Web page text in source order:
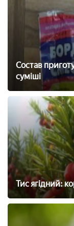
Состав
суміші
Тис ягідний: